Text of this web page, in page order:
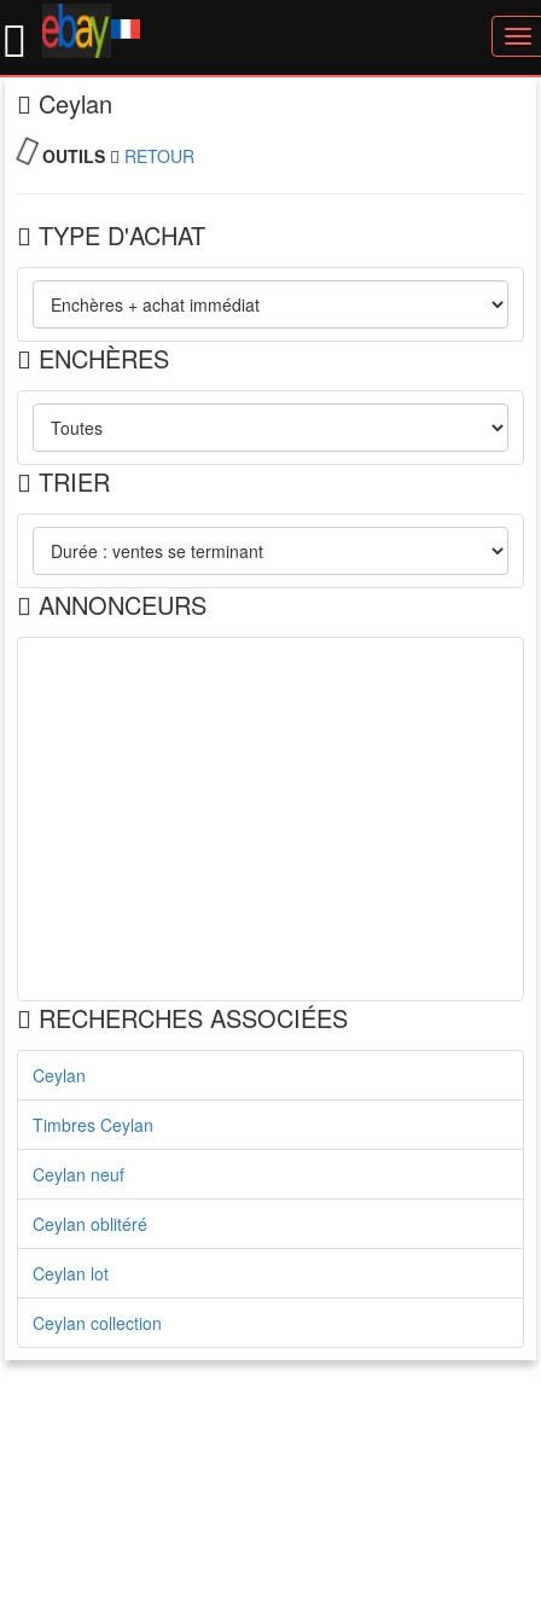
Ceylan
OUTILS RETOUR
TYPE D'ACHAT
ENCHÈRES
TRIER
ANNONCEURS
RECHERCHES ASSOCIÉES
Ceylan
Timbres Ceylan
Ceylan neuf
Ceylan oblitéré
Ceylan lot
Ceylan collection